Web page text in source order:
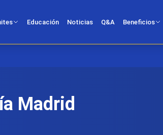
Educación Noticias Q&A Beneficios
Madrid